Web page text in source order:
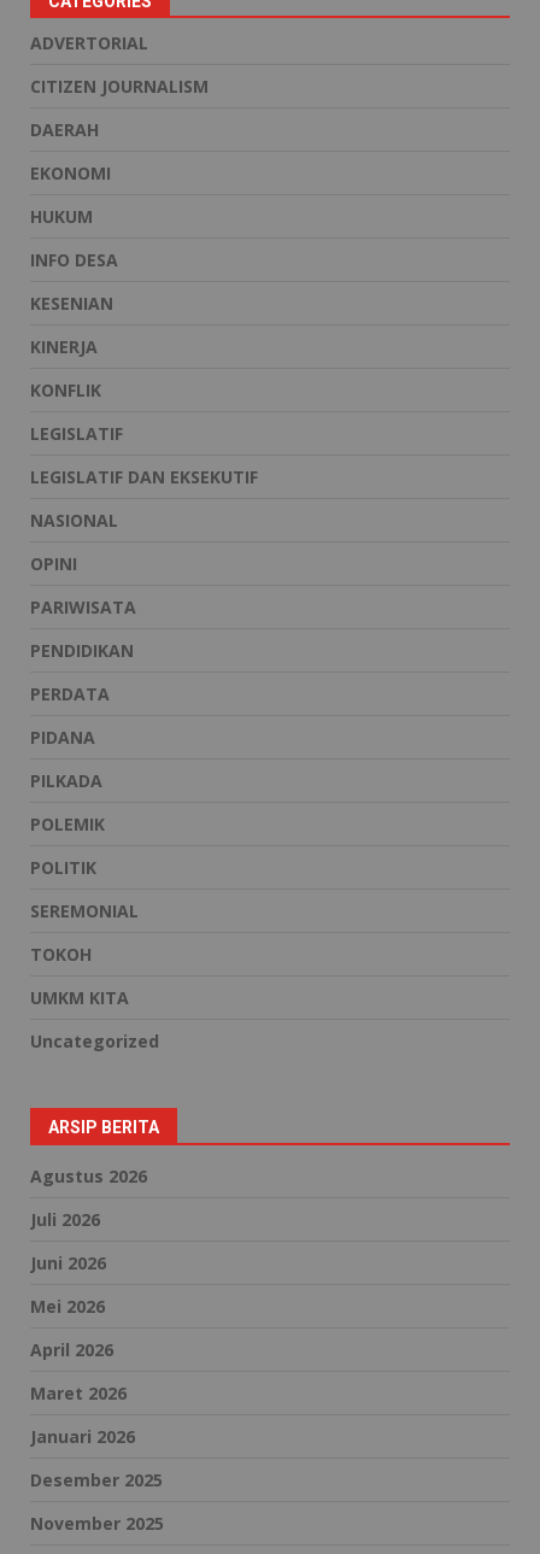
ADVERTORIAL
CITIZEN JOURNALISM
DAERAH
EKONOMI
HUKUM
INFO DESA
KESENIAN
KINERJA
KONFLIK
LEGISLATIF
LEGISLATIF DAN EKSEKUTIF
NASIONAL
OPINI
PARIWISATA
PENDIDIKAN
PERDATA
PIDANA
PILKADA
POLEMIK
POLITIK
SEREMONIAL
TOKOH
UMKM KITA
Uncategorized
ARSIP BERITA
Agustus 2026
Juli 2026
Juni 2026
Mei 2026
April 2026
Maret 2026
Januari 2026
Desember 2025
November 2025